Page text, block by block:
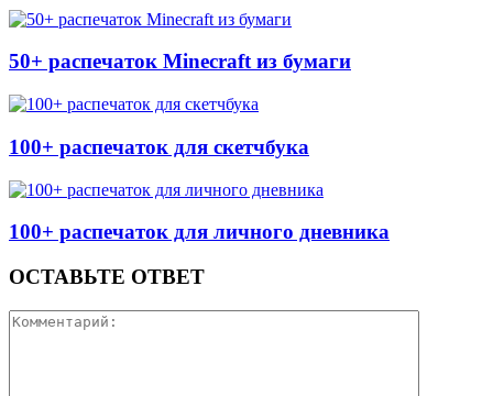
50+ распечаток Minecraft из бумаги
100+ распечаток для скетчбука
100+ распечаток для личного дневника
ОСТАВЬТЕ ОТВЕТ